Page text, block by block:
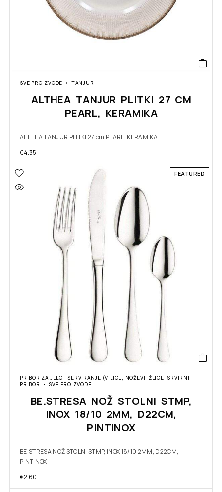
SVE PROIZVODE TANJURI
ALTHEA TANJUR PLITKI 27 CM
PEARL, KERAMIKA
ALTHEA TANJUR PLITKI 27 cm PEARL, KERAMIKA
€4.35
FEATURED
PRIBOR ZA JELO I SERVIRANJE (VILICE, NOŽEVI, ŽLICE, SRVIRNI
PRIBOR
SVE PROIZVODE
BE.STRESA NOŽ STOLNI STMP,
INOX 18/10 2MM, D22CM,
PINTINOX
BE.STRESA NOŽ STOLNI STMP, INOX 18/10 2MM, D22CM,
PINTINOX
€2.60